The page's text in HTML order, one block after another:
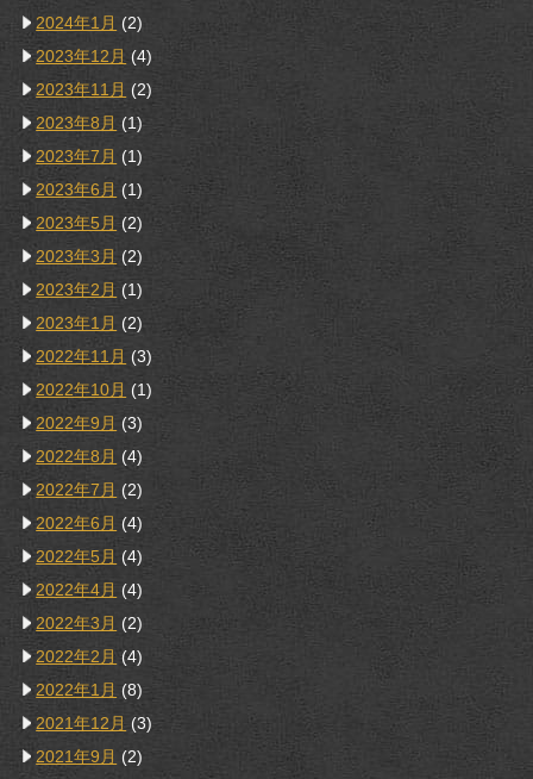
2024年1月 (2)
2023年12月 (4)
2023年11月 (2)
2023年8月 (1)
2023年7月 (1)
2023年6月 (1)
2023年5月 (2)
2023年3月 (2)
2023年2月 (1)
2023年1月 (2)
2022年11月 (3)
2022年10月 (1)
2022年9月 (3)
2022年8月 (4)
2022年7月 (2)
2022年6月 (4)
2022年5月 (4)
2022年4月 (4)
2022年3月 (2)
2022年2月 (4)
2022年1月 (8)
2021年12月 (3)
2021年9月 (2)